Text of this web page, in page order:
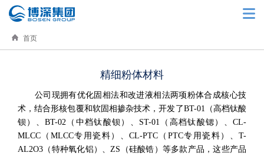
首页
精细粉体材料
公司现拥有优化固相法和改进液相法两项粉体合成核心技
术，结合形核包覆和软固相掺杂技术，开发了BT-01（高档钛酸
钡）、BT-02（中档钛酸钡）、ST-01（高档钛酸锶）、CL-
MLCC（MLCC专用瓷料）、CL-PTC（PTC专用瓷料）、T-
AL2O3（特种氧化铝）、ZS（硅酸锆）等多款产品，这些产品